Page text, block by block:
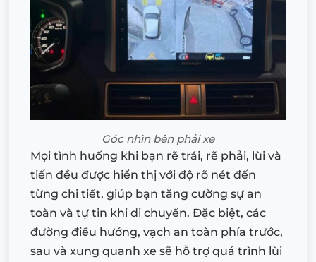
Góc nhìn bên phải xe
Mọi tình huống khi bạn rẽ trái, rẽ phải, lùi và
tiến đều được hiển thị với độ rõ nét đến
từng chi tiết, giúp bạn tăng cường sự an
toàn và tự tin khi di chuyển. Đặc biệt, các
đường điều hướng, vạch an toàn phía trước,
sau và xung quanh xe sẽ hỗ trợ quá trình lùi